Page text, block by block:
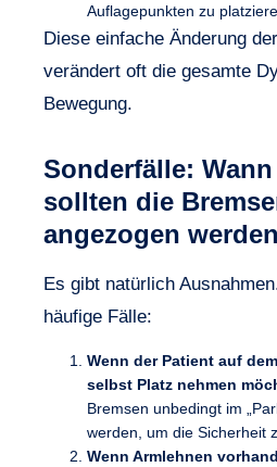
Auflagepunkten zu
Diese einfache Änderung
verändert oft die gesamte
Bewegung.
Sonderfälle: Wann
sollten die
angezogen
Es gibt natürlich
häufige Fälle:
Wenn der Patient auf
selbst Platz nehmen
Bremsen unbedingt im
werden, um die Sicherheit
Wenn Armlehnen